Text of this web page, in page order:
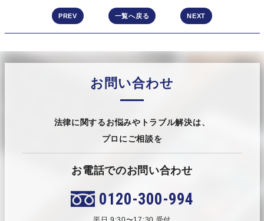
PREV 一覧へ戻る NEXT
お問い合わせ
法律に関するお悩みやトラブル解決は、
プロにご相談を
お電話でのお問い合わせ
0120-300-994